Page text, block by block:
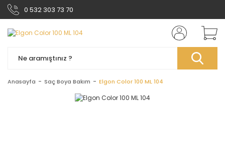
0 532 303 73 70
Anasayfa Saç Boya Bakım Elgon Color 100 ML 104